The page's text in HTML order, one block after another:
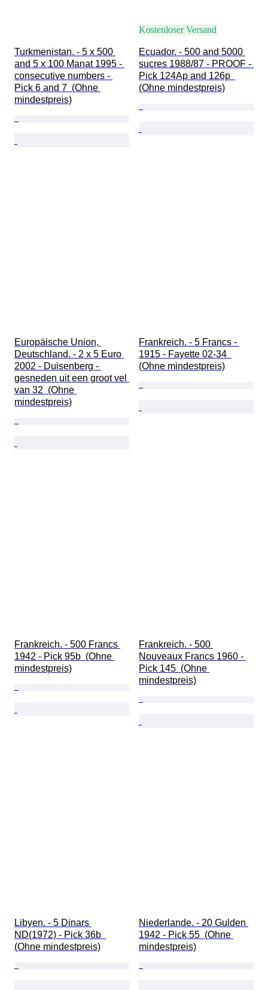
Turkmenistan. - 5 x 500
and 5 x 100 Manat 1995 -
consecutive numbers -
Pick 6 and 7  (Ohne
mindestpreis)
Kostenloser Versand
Ecuador. - 500 and 5000
sucres 1988/87 - PROOF -
Pick 124Ap and 126p
(Ohne mindestpreis)
Europäische Union,
Deutschland. - 2 x 5 Euro
2002 - Duisenberg -
gesneden uit een groot vel
van 32  (Ohne
mindestpreis)
Frankreich. - 5 Francs -
1915 - Fayette 02-34
(Ohne mindestpreis)
Frankreich. - 500 Francs
1942 - Pick 95b  (Ohne
mindestpreis)
Frankreich. - 500
Nouveaux Francs 1960 -
Pick 145  (Ohne
mindestpreis)
Libyen. - 5 Dinars
ND(1972) - Pick 36b
(Ohne mindestpreis)
Niederlande. - 20 Gulden
1942 - Pick 55  (Ohne
mindestpreis)